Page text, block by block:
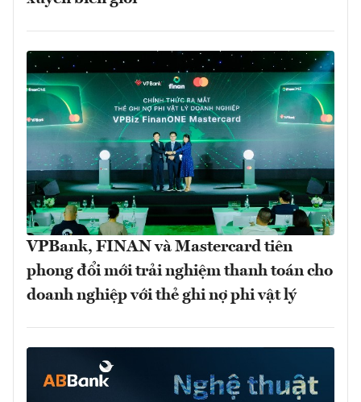
VPBank, FINAN và Mastercard tiên
phong đổi mới trải nghiệm thanh toán cho
doanh nghiệp với thẻ ghi nợ phi vật lý